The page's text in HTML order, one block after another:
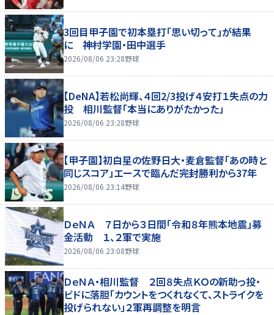
3回目甲子園で初本塁打「思い切って」が結果
に 神村学園・田中選手
2026/08/06 23:28野球
【DeNA】若松尚輝、４回2/3投げ４安打１失点の力
投 相川監督「本当にありがたかった」
2026/08/06 23:28野球
【甲子園】初白星の佐野日大・麦倉監督「あの時と
同じスコア」エースで臨んだ完封勝利から37年
2026/08/06 23:14野球
ＤｅＮＡ ７日から３日間「令和８年熊本地震」募
金活動 １、２軍で実施
2026/08/06 23:08野球
ＤｅＮＡ・相川監督 ２回８失点ＫＯの新助っ投・
ビドに落胆「カウントをつくれなくて、ストライクを
投げられない」２軍再調整を明言